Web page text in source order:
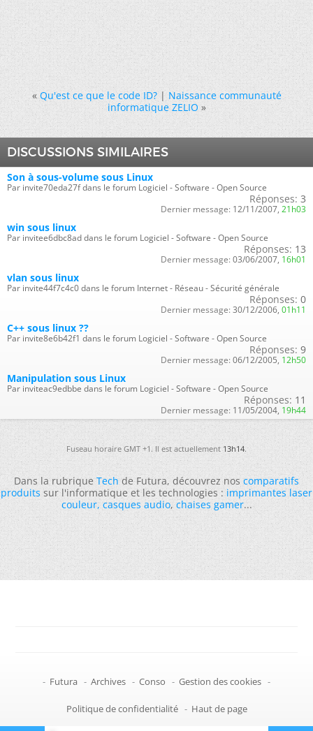
« Qu'est ce que le code ID?|Naissance communauté
informatique ZELIO »
DISCUSSIONS SIMILAIRES
Son à sous-volume sous Linux
Par invite70eda27f dans le forum Logiciel - Software - Open Source
Réponses: 3
Dernier message: 12/11/2007, 21h03
win sous linux
Par invitee6dbc8ad dans le forum Logiciel - Software - Open Source
Réponses: 13
Dernier message: 03/06/2007, 16h01
vlan sous linux
Par invite44f7c4c0 dans le forum Internet - Réseau - Sécurité générale
Réponses: 0
Dernier message: 30/12/2006, 01h11
C++ sous linux ??
Par invite8e6b42f1 dans le forum Logiciel - Software - Open Source
Réponses: 9
Dernier message: 06/12/2005, 12h50
Manipulation sous Linux
Par inviteac9edbbe dans le forum Logiciel - Software - Open Source
Réponses: 11
Dernier message: 11/05/2004, 19h44
Fuseau horaire GMT +1. Il est actuellement13h14.
Dans la rubriqueTechde Futura, découvrez noscomparatifs
produitssur l'informatique et les technologies :imprimantes laser
couleur,casques audio,chaises gamer...
- Futura - Archives - Conso - Gestion des cookies -
Politique de confidentialité - Haut de page